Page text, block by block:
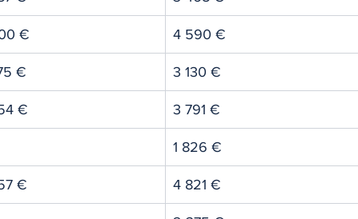
€ 4 590 €
€ 3 130 €
€ 3 791 €
1 826 €
€ 4 821 €